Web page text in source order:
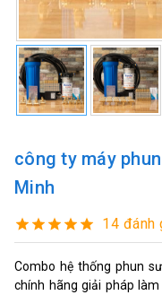
công ty máy
Minh
14 đánh
Combo hệ thống phun
chính hãng giải pháp